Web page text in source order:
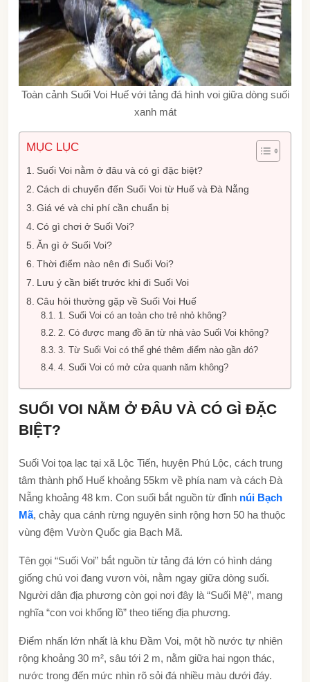
Toàn cảnh Suối Voi Huế với tảng đá hình voi giữa dòng suối
xanh mát
MỤC LỤC
Suối Voi nằm ở đâu và có gì đặc biệt?
Cách di chuyển đến Suối Voi từ Huế và Đà Nẵng
Giá vé và chi phí cần chuẩn bị
Có gì chơi ở Suối Voi?
Ăn gì ở Suối Voi?
Thời điểm nào nên đi Suối Voi?
Lưu ý cần biết trước khi đi Suối Voi
Câu hỏi thường gặp về Suối Voi Huế
1. Suối Voi có an toàn cho trẻ nhỏ không?
2. Có được mang đồ ăn từ nhà vào Suối Voi không?
3. Từ Suối Voi có thể ghé thêm điểm nào gần đó?
4. Suối Voi có mở cửa quanh năm không?
SUỐI VOI NẰM Ở ĐÂU VÀ CÓ GÌ ĐẶC
BIỆT?
Suối Voi tọa lạc tại xã Lộc Tiến, huyện Phú Lộc, cách trung
tâm thành phố Huế khoảng 55km về phía nam và cách Đà
Nẵng khoảng 48 km. Con suối bắt nguồn từ đỉnh núi Bạch
Mã, chảy qua cánh rừng nguyên sinh rộng hơn 50 ha thuộc
vùng đệm Vườn Quốc gia Bạch Mã.
Tên gọi “Suối Voi” bắt nguồn từ tảng đá lớn có hình dáng
giống chú voi đang vươn vòi, nằm ngay giữa dòng suối.
Người dân địa phương còn gọi nơi đây là “Suối Mệ”, mang
nghĩa “con voi khổng lồ” theo tiếng địa phương.
Điểm nhấn lớn nhất là khu Đầm Voi, một hồ nước tự nhiên
rộng khoảng 30 m², sâu tới 2 m, nằm giữa hai ngọn thác,
nước trong đến mức nhìn rõ sỏi đá nhiều màu dưới đáy.